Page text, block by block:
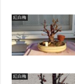
紅白梅
紅白梅